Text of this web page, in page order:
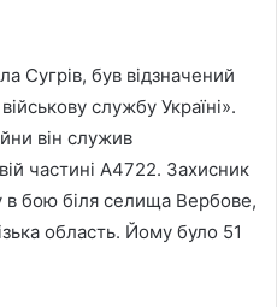
Сугрів, був відзначений
службу Україні».
він служив
частині А4722. Захисник
в бою біля селища Вербове,
область. Йому було 51